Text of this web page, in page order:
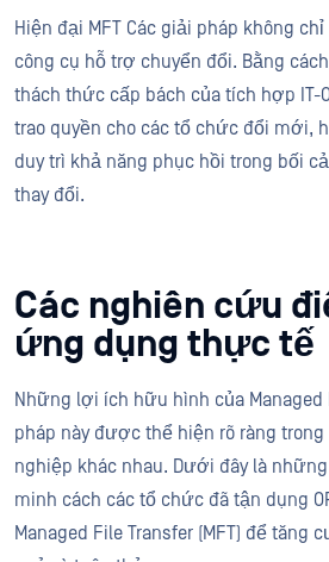
Hiện đại MFT Các giải pháp không
công cụ hỗ trợ chuyển đổi. Bằng
thách thức cấp bách của tích hợp IT-
trao quyền cho các tổ chức đổi mới,
duy trì khả năng phục hồi trong bối
thay đổi.
Các nghiên cứu
ứng dụng thực tế
Những lợi ích hữu hình của Managed
pháp này được thể hiện rõ ràng
nghiệp khác nhau. Dưới đây là
minh cách các tổ chức đã tận dụng
Managed File Transfer (MFT) để tăng